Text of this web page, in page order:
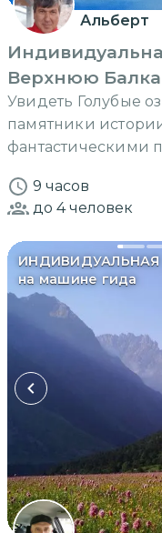
Альберт
Верхнюю
Увидеть Голубые
памятники
фантастическими
9 часов
до 4человек
ИНДИВИДУАЛЬНАЯ
на машине гида